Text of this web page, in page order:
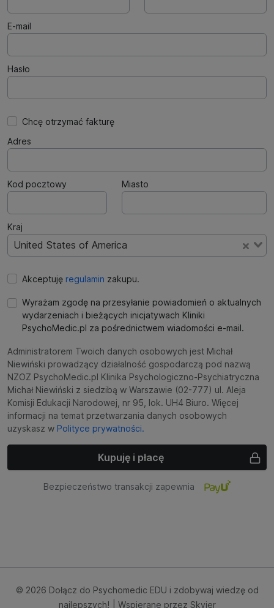
E-mail
Hasło
Chcę otrzymać fakturę
Adres
Kod pocztowy Miasto
Kraj
United States of America
Akceptuję regulamin zakupu.
Wyrażam zgodę na przesyłanie powiadomień o aktualnych
wydarzeniach i bieżących inicjatywach Kliniki
PsychoMedic.pl za pośrednictwem wiadomości e-mail.
Administratorem Twoich danych osobowych jest Michał
Niewiński prowadzący działalność gospodarczą pod nazwą
NZOZ PsychoMedic.pl Klinika Psychologiczno-Psychiatryczna
Michał Niewiński z siedzibą w Warszawie (02-777) ul. Aleja
Komisji Edukacji Narodowej, nr 95, lok. UH4 Biuro. Więcej
informacji na temat przetwarzania danych osobowych
uzyskasz w Polityce prywatności.
Kupuję i płacę
Bezpieczeństwo transakcji zapewnia
© 2026 Dołącz do Psychomedic EDU i zdobywaj wiedzę od
najlepszych!
| Wspierane przez Skyier